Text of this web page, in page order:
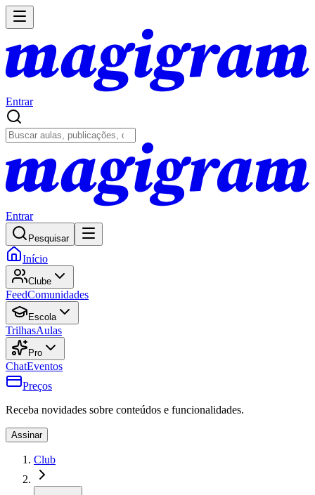
Entrar
Entrar
Pesquisar
Início
Clube
FeedComunidades
Escola
TrilhasAulas
Pro
ChatEventos
Preços
Receba novidades sobre conteúdos e funcionalidades.
Assinar
Club